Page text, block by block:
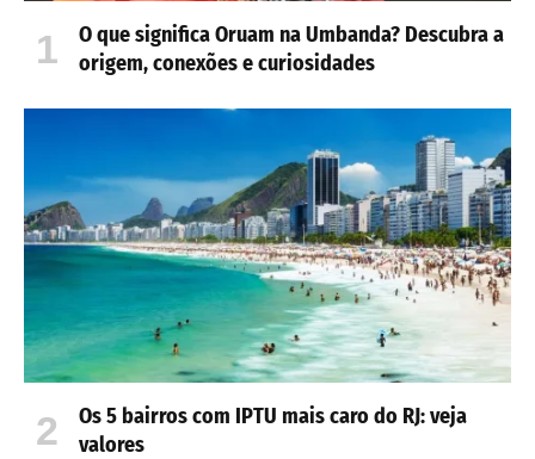
O que significa Oruam na Umbanda? Descubra a
origem, conexões e curiosidades
Os 5 bairros com IPTU mais caro do RJ: veja
valores